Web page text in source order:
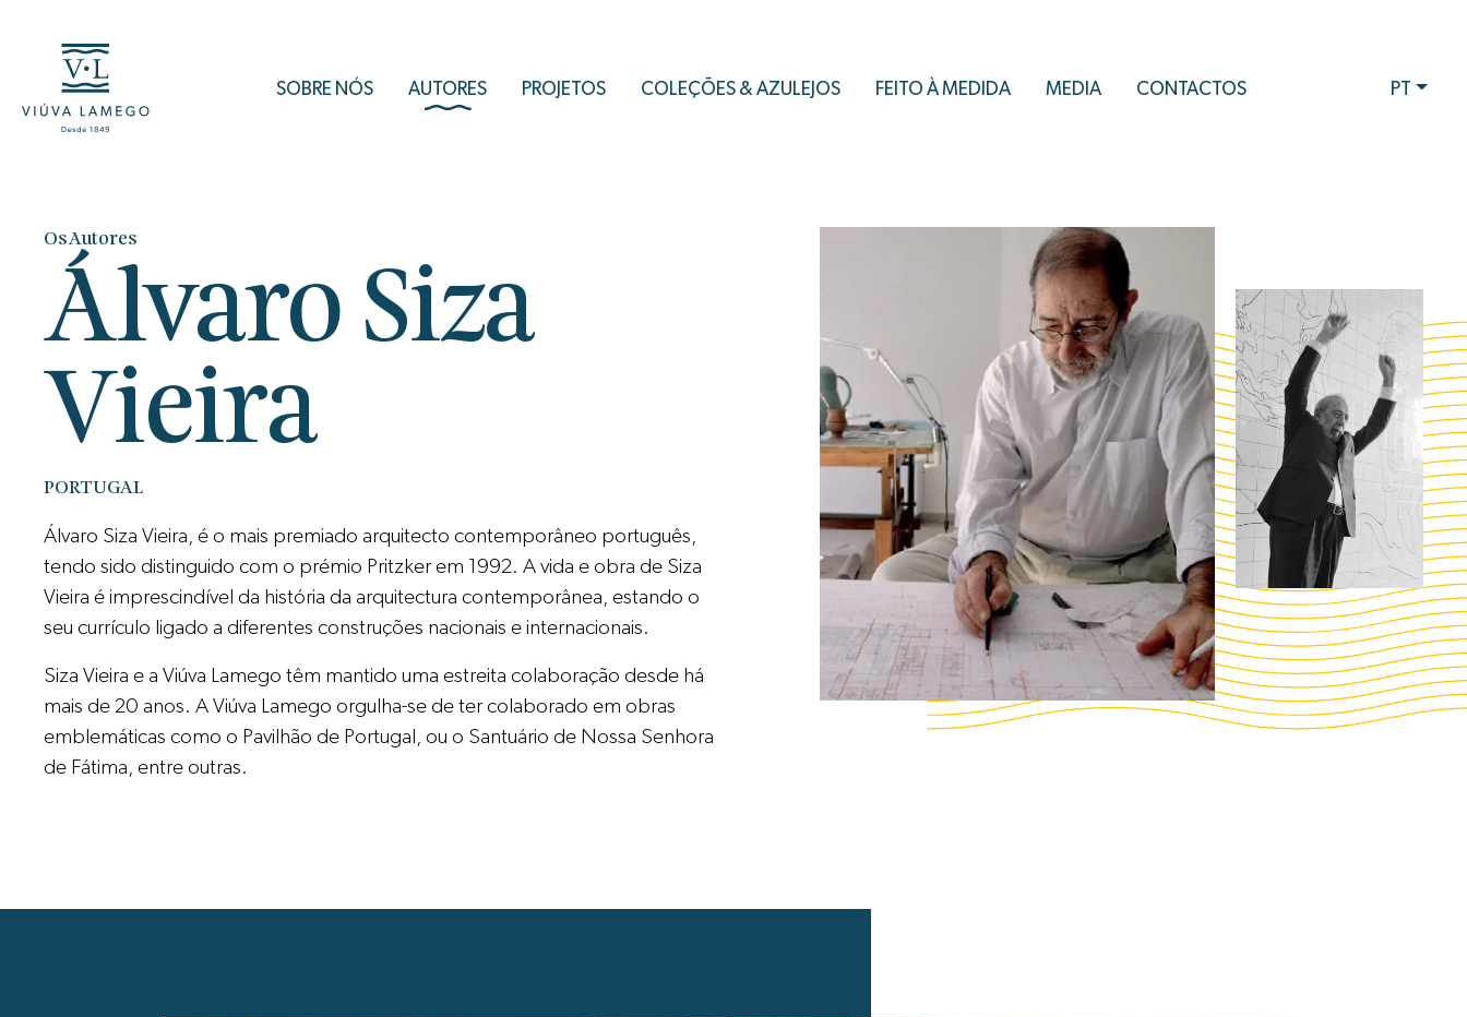
SOBRE NÓS AUTORES PROJETOS COLEÇÕES & AZULEJOS FEITO À MEDIDA MEDIA CONTACTOS PT
Os Autores
Álvaro Siza
Vieira
PORTUGAL
Álvaro Siza Vieira, é o mais premiado arquitecto contemporâneo português,
tendo sido distinguido com o prémio Pritzker em 1992. A vida e obra de Siza
Vieira é imprescindível da história da arquitectura contemporânea, estando o
seu currículo ligado a diferentes construções nacionais e internacionais.
Siza Vieira e a Viúva Lamego têm mantido uma estreita colaboração desde há
mais de 20 anos. A Viúva Lamego orgulha-se de ter colaborado em obras
emblemáticas como o Pavilhão de Portugal, ou o Santuário de Nossa Senhora
de Fátima, entre outras.